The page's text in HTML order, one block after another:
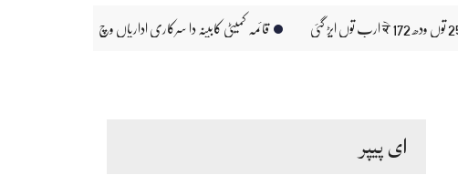
قائمہ کمیٹی کابینہ دا سرکاری اداریاں وچ شفافیت، ڈیجیٹل اصلاحات
ای پیپر